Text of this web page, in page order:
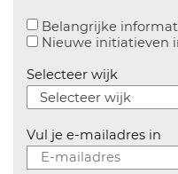
Belangrijke
Nieuwe initiatieven
Selecteer wijk
Vul je e-mailadres in